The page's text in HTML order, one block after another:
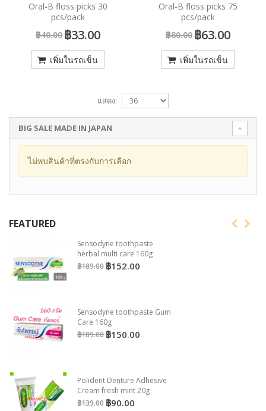
Oral-B floss picks 30
pcs/pack
฿40.00 ฿33.00
เพิ่มในรถเข็น
Oral-B floss picks 75
pcs/pack
฿80.00 ฿63.00
เพิ่มในรถเข็น
แสดง:
BIG SALE MADE IN JAPAN
ไม่พบสินค้าที่ตรงกับการเลือก
FEATURED
Sensodyne toothpaste
herbal multi care 160g
฿189.00 ฿152.00
Sensodyne toothpaste Gum
Care 160g
฿189.00 ฿150.00
Polident Denture Adhesive
Cream fresh mint 20g
฿139.00 ฿90.00